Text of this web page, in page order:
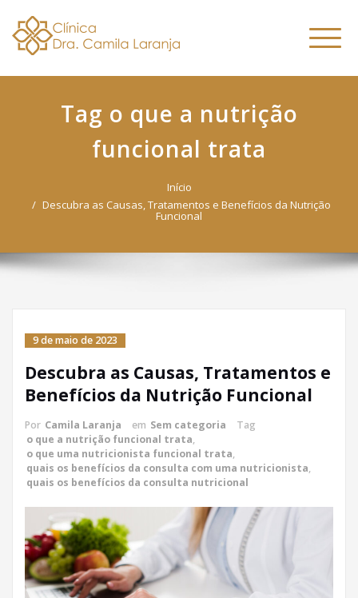
content
Laranja
Especialista em Fitoterapia
Tag o que a nutrição
funcional trata
Início
Descubra as Causas, Tratamentos e Benefícios da Nutrição
Funcional
9 de maio de 2023
Descubra as Causas, Tratamentos e
Benefícios da Nutrição Funcional
Por Camila Laranja em Sem categoria
Tag
o que a nutrição funcional trata,
o que uma nutricionista funcional trata,
quais os benefícios da consulta com uma nutricionista,
quais os benefícios da consulta nutricional